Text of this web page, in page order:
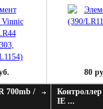
80
700mb /
Контроллер
IE ...